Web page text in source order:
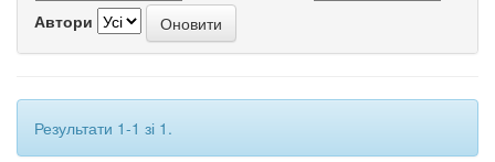
Автори
Результати 1-1 зі 1.